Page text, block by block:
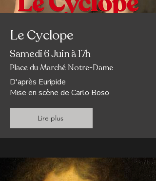
Le Cyclope
Samedi 6 Juin à 17h
Place du Marché Notre-Dame
D'après Euripide
Mise en scène de Carlo Boso
Lire plus